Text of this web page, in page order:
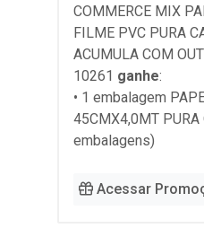
COMMERCE MIX
FILME PVC PURA
ACUMULA COM
10261 ganhe:
• 1 embalagem
45CMX4,0MT
embalagens)
Acessar